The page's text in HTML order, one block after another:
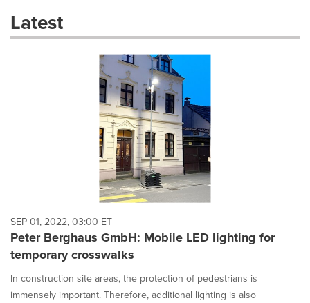
dropdown
will
each
option
is
selected.
Latest
SEP 01, 2022, 03:00 ET
Peter Berghaus GmbH: Mobile LED lighting for
temporary crosswalks
In construction site areas, the protection of pedestrians is
immensely important. Therefore, additional lighting is also